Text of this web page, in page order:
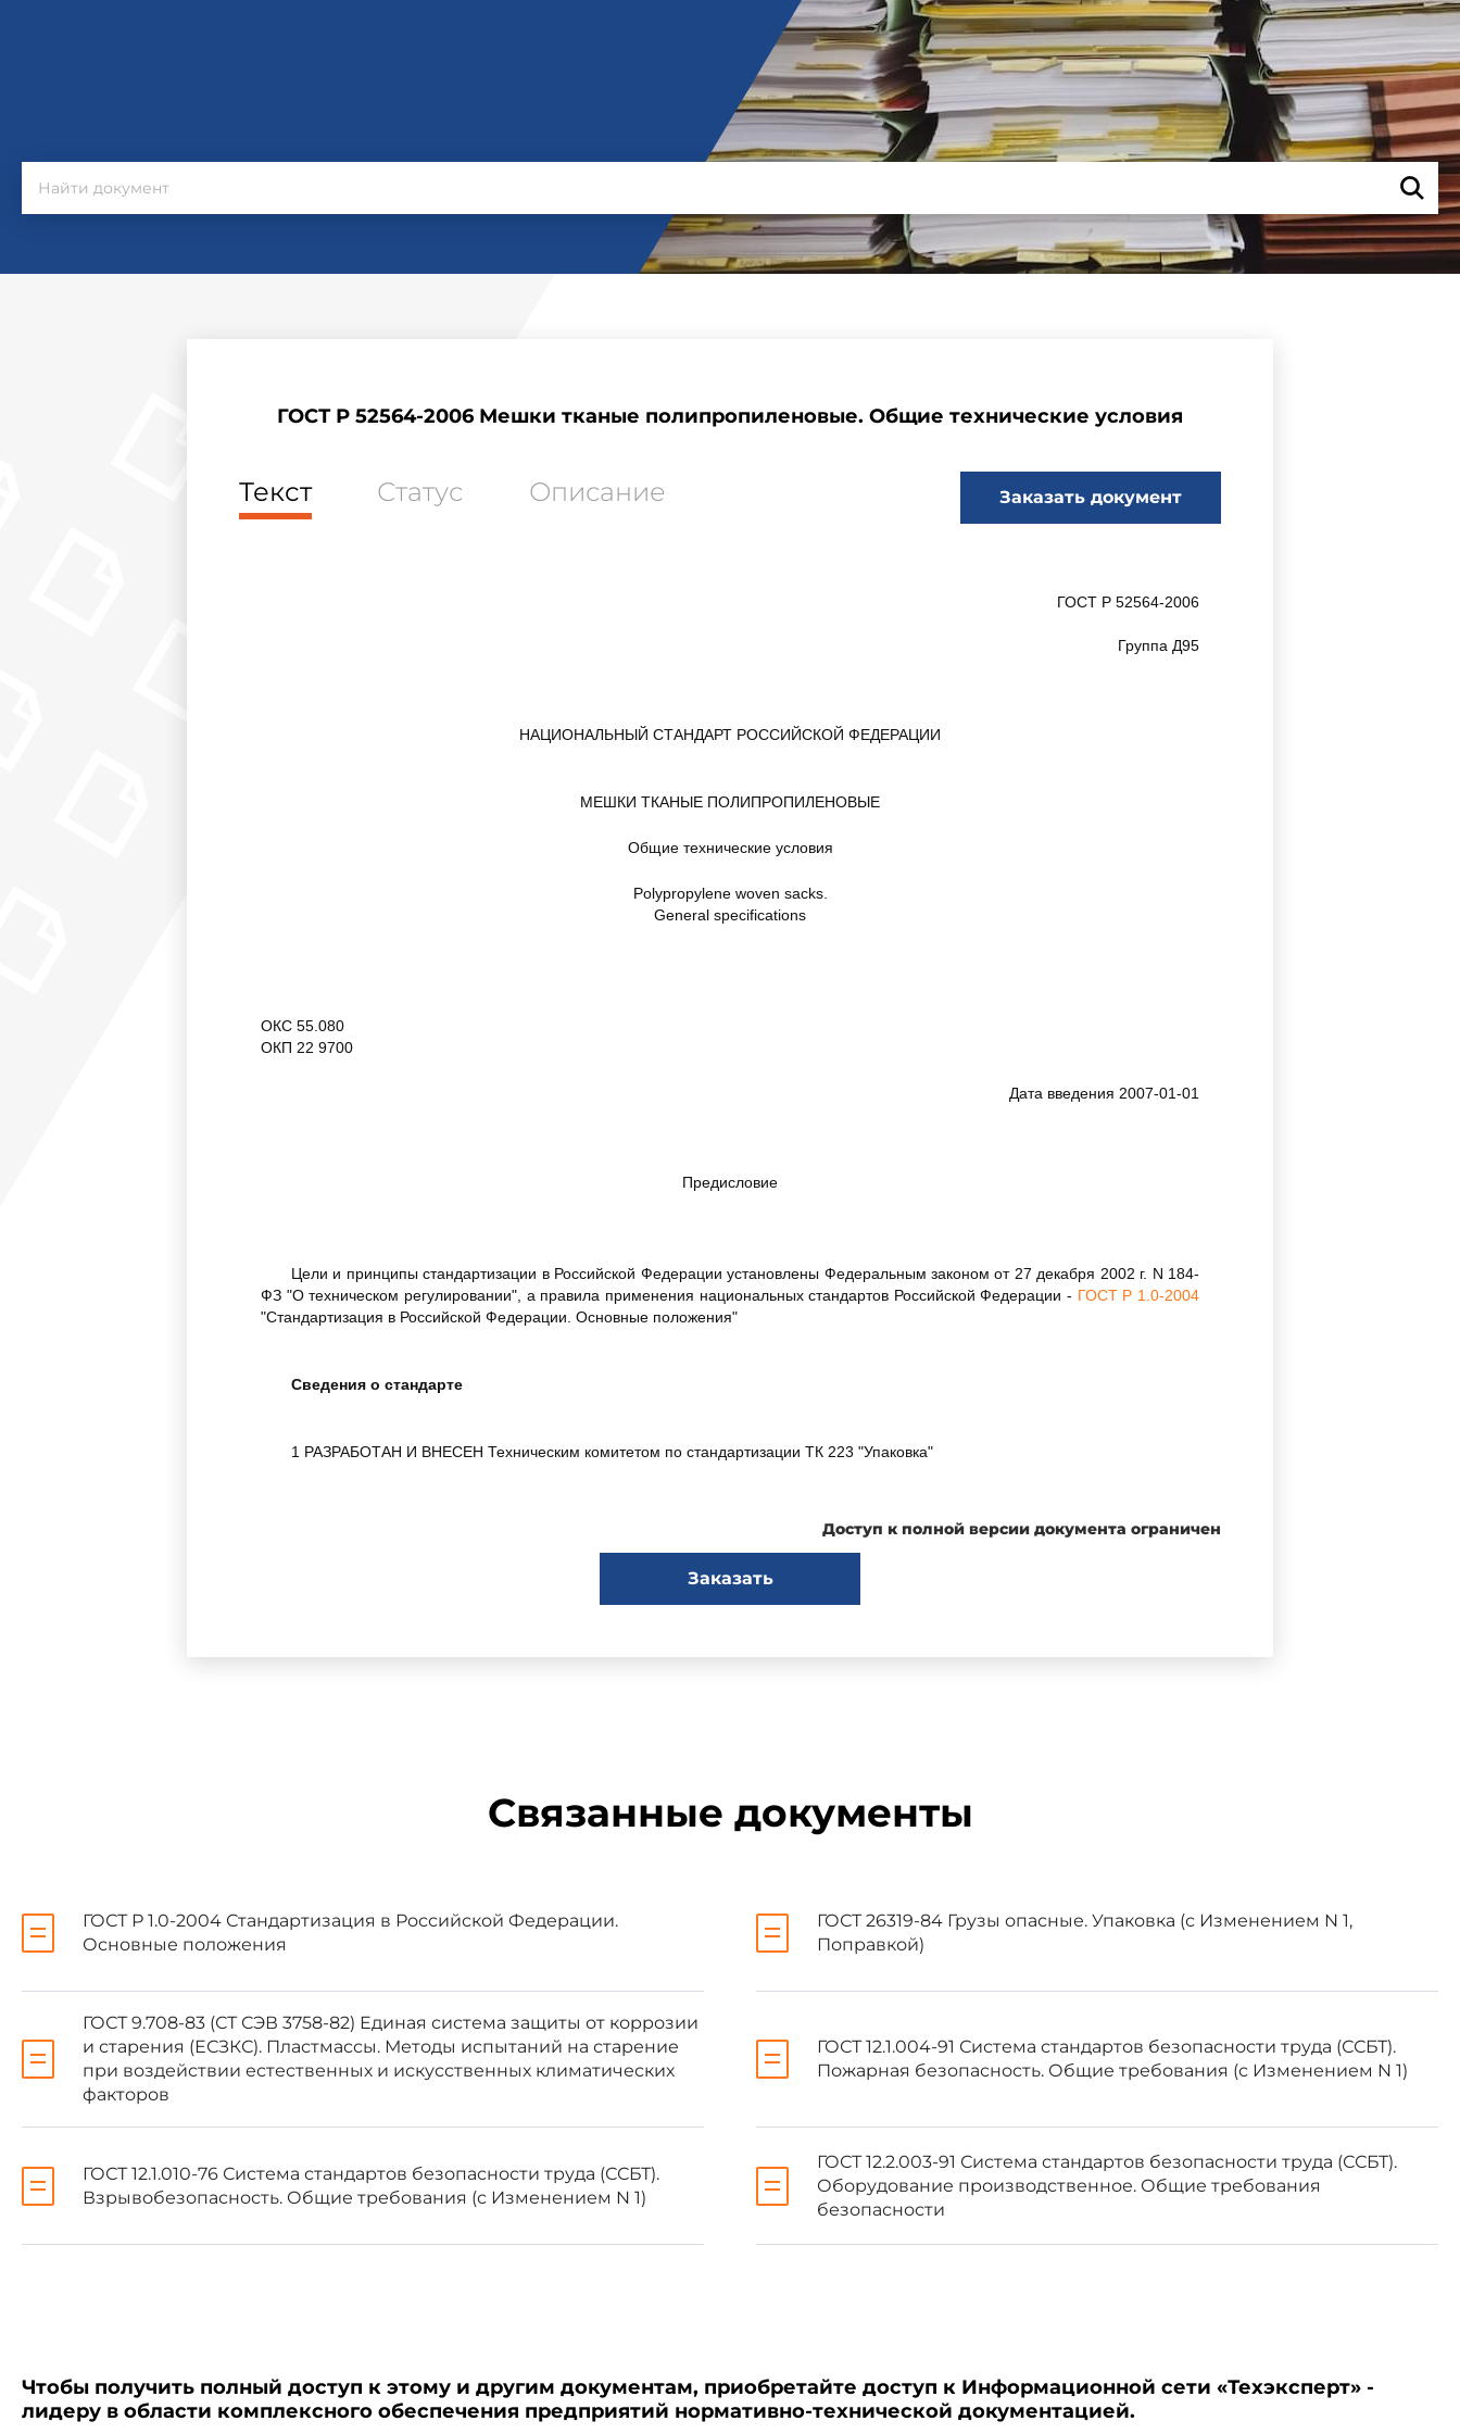
ГОСТ Р 52564-2006 Мешки тканые полипропиленовые. Общие технические условия
Текст Статус Описание Заказать документ
ГОСТ Р 52564-2006
Группа Д95
НАЦИОНАЛЬНЫЙ СТАНДАРТ РОССИЙСКОЙ ФЕДЕРАЦИИ
МЕШКИ ТКАНЫЕ ПОЛИПРОПИЛЕНОВЫЕ
Общие технические условия
Polypropylene woven sacks.
General specifications
ОКС 55.080
ОКП 22 9700
Дата введения 2007-01-01
Предисловие
Цели и принципы стандартизации в Российской Федерации установлены Федеральным законом от 27 декабря 2002 г. N 184-
ФЗ "О техническом регулировании", а правила применения национальных стандартов Российской Федерации - ГОСТ Р 1.0-2004
"Стандартизация в Российской Федерации. Основные положения"
Сведения о стандарте
1 РАЗРАБОТАН И ВНЕСЕН Техническим комитетом по стандартизации ТК 223 "Упаковка"
2 УТВЕРЖДЕН И ВВЕДЕН В ДЕЙСТВИЕ Приказом Федерального агентства по техническому регулированию и метрологии от
уведомление будет опубликовано в ежемесячно издаваемом информационном указателе "Национальные стандарты".
Соответствующая информация, уведомление и тексты размещаются также в информационной системе общего
Мешки, предназначенные для упаковывания, транспортирования и хранения опасных грузов, должны соответствовать
требованиям
ГОСТ 26319
Доступ к полной версии документа ограничен
Заказать
Связанные документы
ГОСТ Р 1.0-2004 Стандартизация в Российской Федерации.
Основные положения
ГОСТ 26319-84 Грузы опасные. Упаковка (с Изменением N 1,
Поправкой)
ГОСТ 9.708-83 (СТ СЭВ 3758-82) Единая система защиты от коррозии
и старения (ЕСЗКС). Пластмассы. Методы испытаний на старение
при воздействии естественных и искусственных климатических
факторов
ГОСТ 12.1.004-91 Система стандартов безопасности труда (ССБТ).
Пожарная безопасность. Общие требования (с Изменением N 1)
ГОСТ 12.1.010-76 Система стандартов безопасности труда (ССБТ).
Взрывобезопасность. Общие требования (с Изменением N 1)
ГОСТ 12.2.003-91 Система стандартов безопасности труда (ССБТ).
Оборудование производственное. Общие требования
безопасности
Чтобы получить полный доступ к этому и другим документам, приобретайте доступ к Информационной сети «Техэксперт» -
лидеру в области комплексного обеспечения предприятий нормативно-технической документацией.